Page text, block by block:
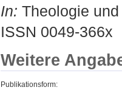
In: Theologie
ISSN 0049-366x
Weitere
Publikationsform: